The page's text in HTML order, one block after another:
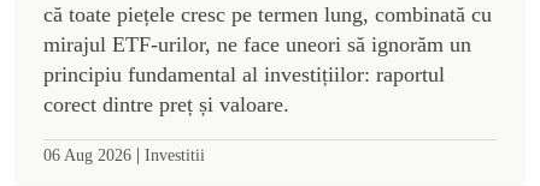
că toate piețele cresc pe termen lung, combinată cu
mirajul ETF-urilor, ne face uneori să ignorăm un
principiu fundamental al investițiilor: raportul
corect dintre preț și valoare.
06 Aug 2026 | Investitii